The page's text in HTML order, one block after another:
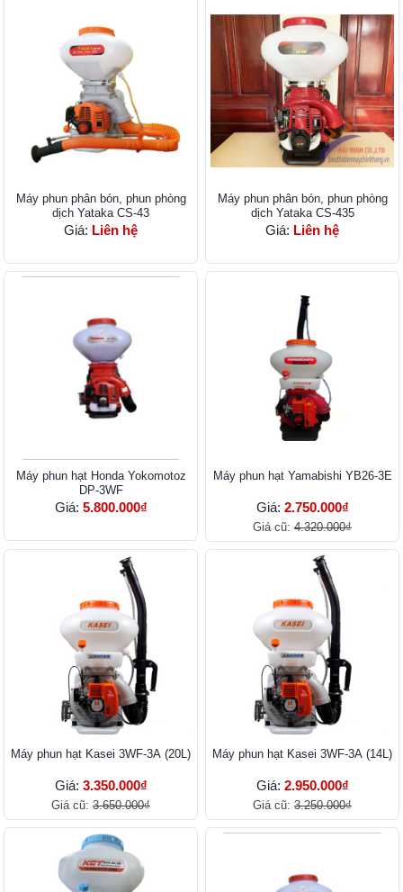
Máy phun phân bón, phun phòng
dịch Yataka CS-43
Giá: Liên hệ
Máy phun phân bón, phun phòng
dịch Yataka CS-435
Giá: Liên hệ
Máy phun hạt Honda Yokomotoz
DP-3WF
Giá: 5.800.000₫
Máy phun hạt Yamabishi YB26-3E
Giá: 2.750.000₫
Giá cũ: 4.320.000₫
Máy phun hạt Kasei 3WF-3A (20L)
Giá: 3.350.000₫
Giá cũ: 3.650.000₫
Máy phun hạt Kasei 3WF-3A (14L)
Giá: 2.950.000₫
Giá cũ: 3.250.000₫